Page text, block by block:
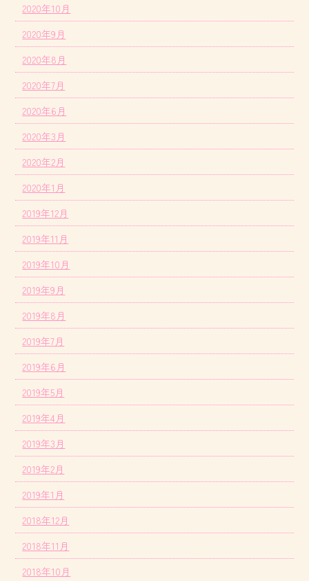
2020年10月
2020年9月
2020年8月
2020年7月
2020年6月
2020年3月
2020年2月
2020年1月
2019年12月
2019年11月
2019年10月
2019年9月
2019年8月
2019年7月
2019年6月
2019年5月
2019年4月
2019年3月
2019年2月
2019年1月
2018年12月
2018年11月
2018年10月